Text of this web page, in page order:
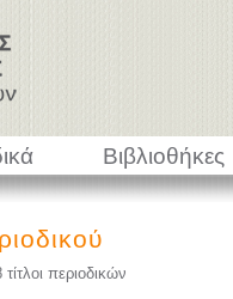
Βιβλιοθήκες
τίτλοι περιοδικών